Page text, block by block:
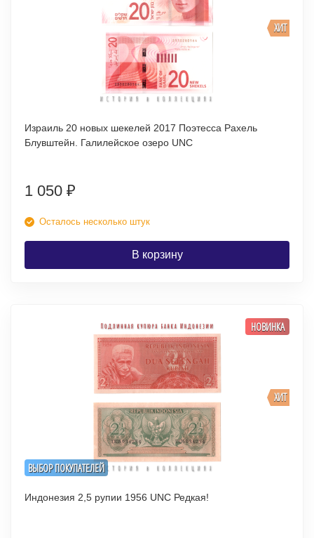
ХИТ
Израиль 20 новых шекелей 2017 Поэтесса Рахель
Блувштейн. Галилейское озеро UNC
1 050 ₽
Осталось несколько штук
В корзину
ВЫБОР ПОКУПАТЕЛЕЙ
ХИТ
НОВИНКА
Индонезия 2,5 рупии 1956 UNC Редкая!